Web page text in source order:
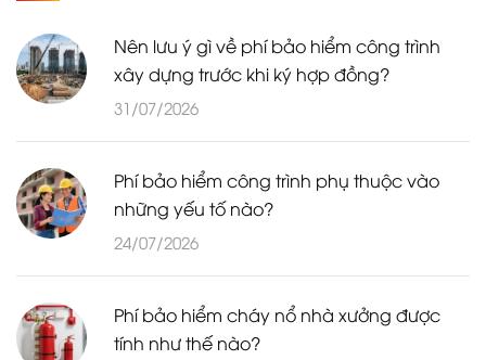
Nên lưu ý gì về phí bảo hiểm công trình
xây dựng trước khi ký hợp đồng?
31/07/2026
Phí bảo hiểm công trình phụ thuộc vào
những yếu tố nào?
24/07/2026
Phí bảo hiểm cháy nổ nhà xưởng được
tính như thế nào?